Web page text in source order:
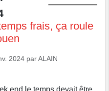
frais, ça roule
2024 parALAIN